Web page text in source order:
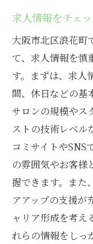
求人情報をチェ
大阪市北区浪花町
て、求人情報を慎
す。まずは、求人
間、休日などの基
サロンの規模やス
ストの技術レベル
コミサイトやSNS
の雰囲気やお客様
握できます。また
アアップの支援が
ャリア形成を考え
れらの情報をしっ